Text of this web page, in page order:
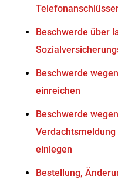
Beschwerde über
Beschwerde
einreichen
Beschwerde
einlegen
Bestellung,